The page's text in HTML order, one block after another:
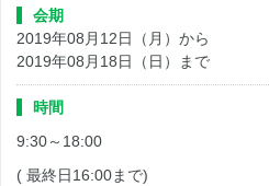
会期
2019年08月12日（月）から
2019年08月18日（日）まで
時間
9:30～18:00
( 最終日16:00まで)